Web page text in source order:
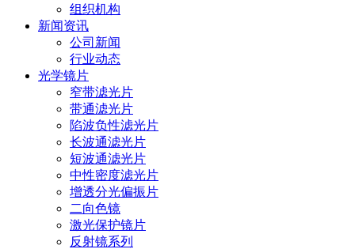
组织机构
新闻资讯
公司新闻
行业动态
光学镜片
窄带滤光片
带通滤光片
陷波负性滤光片
长波通滤光片
短波通滤光片
中性密度滤光片
增透分光偏振片
二向色镜
激光保护镜片
反射镜系列